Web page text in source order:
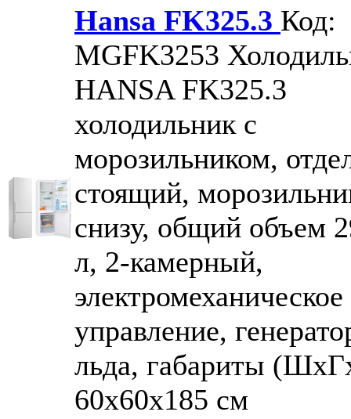
Hansa FK325.3 Код:
MGFK3253
HANSA FK325.3
холодильник с
морозильником,
стоящий,
снизу, общий объем
л, 2-камерный,
электромеханическое
управление,
льда, габариты
60x60x185 см